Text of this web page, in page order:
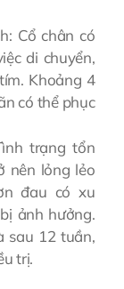
Cổ chân có
di chuyển,
Khoảng 4
có thể phục
trạng tổn
nên lỏng lẻo
đau có xu
ảnh hưởng.
sau 12 tuần,
trị.